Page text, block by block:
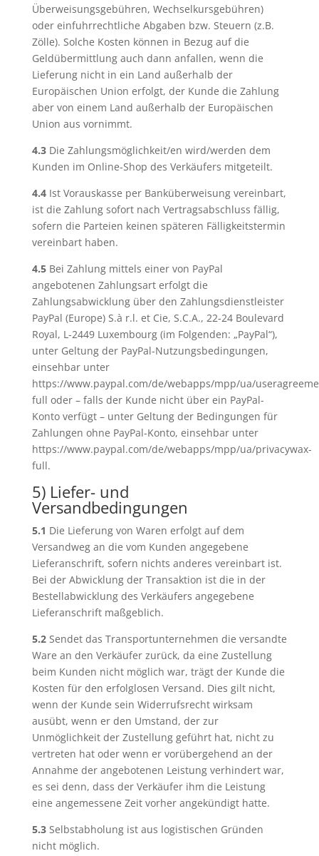
Überweisungsgebühren, Wechselkursgebühren)
oder einfuhrrechtliche Abgaben bzw. Steuern (z.B.
Zölle). Solche Kosten können in Bezug auf die
Geldübermittlung auch dann anfallen, wenn die
Lieferung nicht in ein Land außerhalb der
Europäischen Union erfolgt, der Kunde die Zahlung
aber von einem Land außerhalb der Europäischen
Union aus vornimmt.
4.3Die Zahlungsmöglichkeit/en wird/werden dem
Kunden im Online-Shop des Verkäufers mitgeteilt.
4.4Ist Vorauskasse per Banküberweisung vereinbart,
ist die Zahlung sofort nach Vertragsabschluss fällig,
sofern die Parteien keinen späteren Fälligkeitstermin
vereinbart haben.
4.5Bei Zahlung mittels einer von PayPal
angebotenen Zahlungsart erfolgt die
Zahlungsabwicklung über den Zahlungsdienstleister
PayPal (Europe) S.à r.l. et Cie, S.C.A., 22-24 Boulevard
Royal, L-2449 Luxembourg (im Folgenden: „PayPal“),
unter Geltung der PayPal-Nutzungsbedingungen,
einsehbar unter
https://www.paypal.com/de/webapps/mpp/ua/
full oder – falls der Kunde nicht über ein PayPal-
Konto verfügt – unter Geltung der Bedingungen für
Zahlungen ohne PayPal-Konto, einsehbar unter
https://www.paypal.com/de/webapps/mpp/ua/privacywax-
full.
5) Liefer- und
Versandbedingungen
5.1 Die Lieferung von Waren erfolgt auf dem
Versandweg an die vom Kunden angegebene
Lieferanschrift, sofern nichts anderes vereinbart ist.
Bei der Abwicklung der Transaktion ist die in der
Bestellabwicklung des Verkäufers angegebene
Lieferanschrift maßgeblich.
5.2Sendet das Transportunternehmen die versandte
Ware an den Verkäufer zurück, da eine Zustellung
beim Kunden nicht möglich war, trägt der Kunde die
Kosten für den erfolglosen Versand. Dies gilt nicht,
wenn der Kunde sein Widerrufsrecht wirksam
ausübt, wenn er den Umstand, der zur
Unmöglichkeit der Zustellung geführt hat, nicht zu
vertreten hat oder wenn er vorübergehend an der
Annahme der angebotenen Leistung verhindert war,
es sei denn, dass der Verkäufer ihm die Leistung
eine angemessene Zeit vorher angekündigt hatte.
5.3Selbstabholung ist aus logistischen Gründen
nicht möglich.